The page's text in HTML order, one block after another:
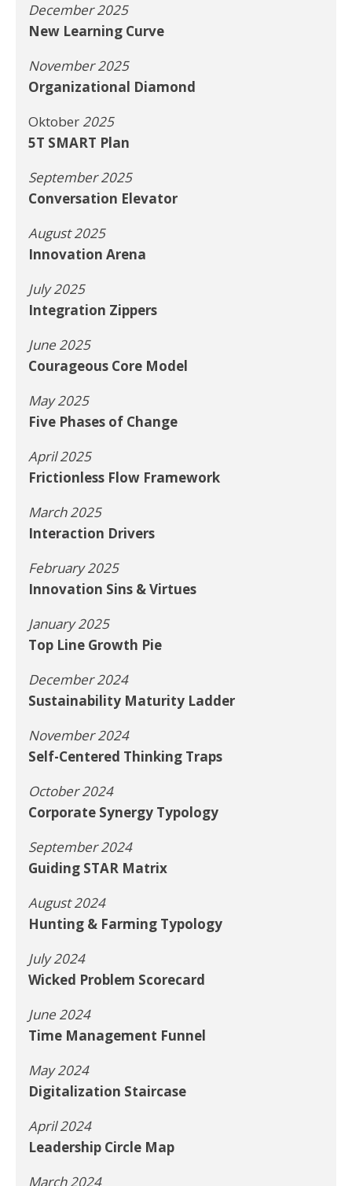
December 2025
New Learning Curve
November 2025
Organizational Diamond
Oktober2025
5T SMART Plan
September 2025
Conversation Elevator
August 2025
Innovation Arena
July 2025
Integration Zippers
June 2025
Courageous Core Model
May 2025
Five Phases of Change
April 2025
Frictionless Flow Framework
March 2025
Interaction Drivers
February 2025
Innovation Sins & Virtues
January 2025
Top Line Growth Pie
December 2024
Sustainability Maturity Ladder
November 2024
Self-Centered Thinking Traps
October 2024
Corporate Synergy Typology
September 2024
Guiding STAR Matrix
August 2024
Hunting & Farming Typology
July 2024
Wicked Problem Scorecard
June 2024
Time Management Funnel
May 2024
Digitalization Staircase
April 2024
Leadership Circle Map
March 2024